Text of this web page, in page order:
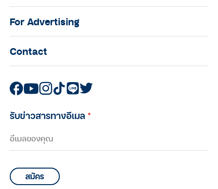
For Advertising
Contact
รับข่าวสารทางอีเมล*